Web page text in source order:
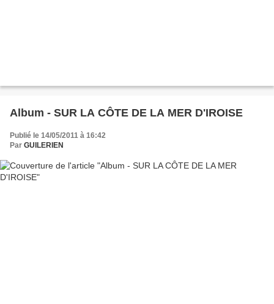
Album - SUR LA CÔTE DE LA MER D'IROISE
Publié le 14/05/2011 à 16:42
Par GUILERIEN